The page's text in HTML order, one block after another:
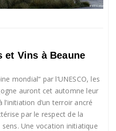
et Vins à Beaune
mondial“ par l’UNESCO, les
auront cet automne leur
l’initiation d’un terroir ancré
par le respect de la
Une vocation initiatique